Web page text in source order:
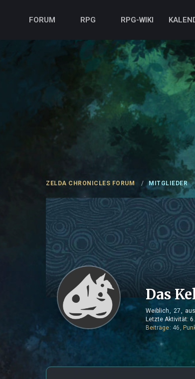
FORUM RPG RPG-WIKI
ZELDA CHRONICLES FORUM MITGLIEDER
Das
Weiblich 27
Letzte Aktivität:
Beiträge 46